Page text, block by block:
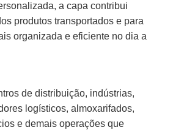
a capa contribui
produtos transportados e para
organizada e eficiente no dia a
de distribuição, indústrias,
logísticos, almoxarifados,
e demais operações que